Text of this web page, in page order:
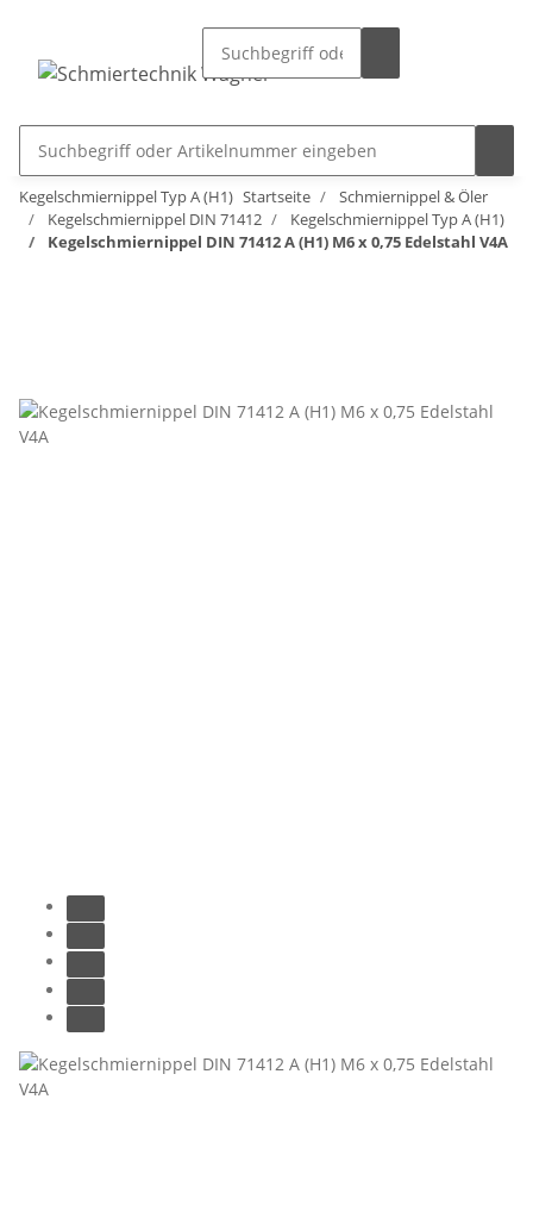
Kegelschmiernippel Typ A (H1) Startseite
Schmiernippel & Öler
Kegelschmiernippel DIN 71412
Kegelschmiernippel Typ A (H1)
Kegelschmiernippel DIN 71412 A (H1) M6 x 0,75 Edelstahl V4A